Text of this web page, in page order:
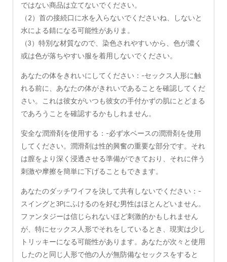
ではない商品は立てないでください。
（2）首の接続口に水を入らないでくださいね、しないと
水による錆になる可能性がありま。
（3）特別な材質なので、染色されやすいから、色が濃く
或は色が落ちやすい服を着用しないでください。
あなたの体をきれいにしてください：-セックス人形に触
れる前に、あなたの体がきれいであることを確認してくだ
さい。これは彼女がいつも彼女の手付かずの肌にとどまる
であろうことを確認するかもしれません。
安全な潤滑剤を使用する：-必ず水ベースの潤滑剤を使用
してください。潤滑剤は性的興奮の重要な部分です。それ
は膣をより深く浸透させる準備ができており、それに伴う
刺激や摩擦を簡単に下げることもできます。
あなたのダッチワイフを決して共有しないでください：-
スイングと3Pにふけるのを好む男性はほとんどいません。
ファンタジーは信じられないほど刺激的かもしれません
が、特にセックス人形でそれをしているとき、現実は少し
トリッキーになる可能性があります。あなたが次々と使用
したのと同じ人形で他の人が無防備なセックスをすると